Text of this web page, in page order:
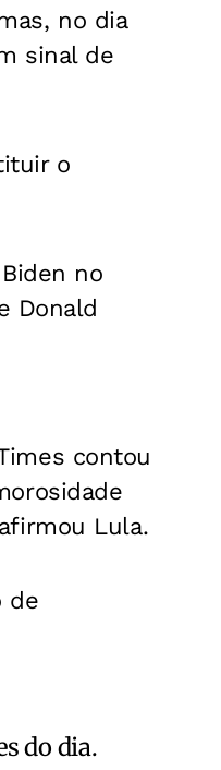
no dia
sinal de
o
no
Donald
contou
Lula.
de
do dia.